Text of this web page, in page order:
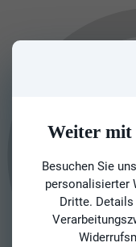
Weiter
Besuchen Sie
personalisierter
Dritte.